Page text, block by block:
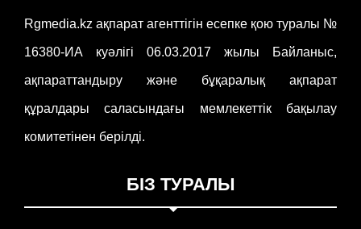
Rgmedia.kz ақпарат агенттігін есепке қою туралы №
16380-ИА куәлігі 06.03.2017 жылы Байланыс,
ақпараттандыру және бұқаралық ақпарат
құралдары саласындағы мемлекеттік бақылау
комитетінен берілді.
БІЗ ТУРАЛЫ